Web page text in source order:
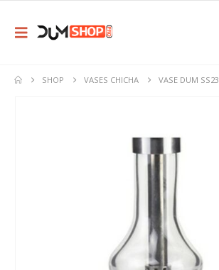
SHOP VASES CHICHA VASE DUM SS23